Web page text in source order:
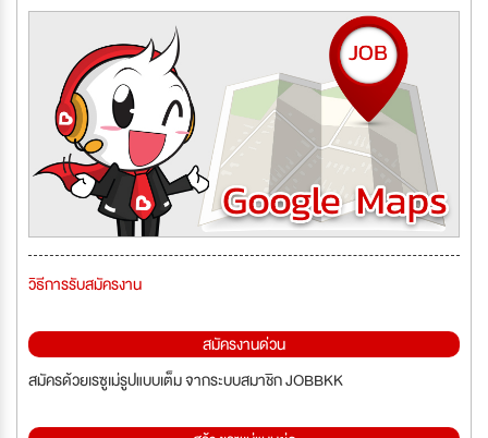
วิธีการรับสมัครงาน
สมัครงานด่วน
สมัครด้วยเรซูเม่รูปแบบเต็ม จากระบบสมาชิก JOBBKK